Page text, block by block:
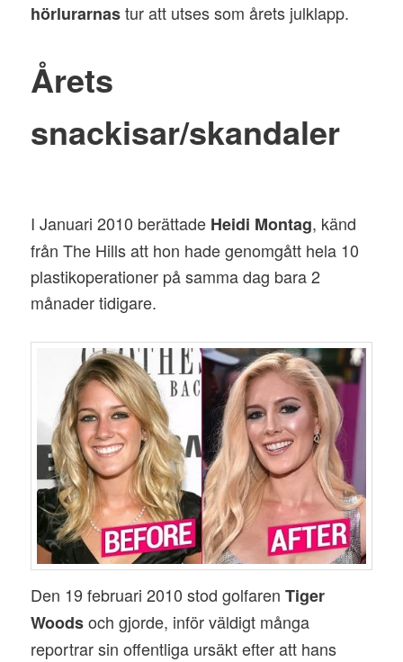
hörlurarnastur att utses som årets julklapp.
Årets
snackisar/skandaler
I Januari 2010 berättade Heidi Montag, känd
från The Hills att hon hade genomgått hela 10
plastikoperationer på samma dag bara 2
månader tidigare.
Den 19 februari 2010 stod golfarenTiger
Woodsoch gjorde, inför väldigt många
reportrar sin offentliga ursäkt efter att hans